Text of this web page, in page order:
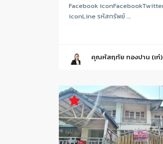
Facebook
iconLine รหัสทรัพย์ ...
คุณหัสฤทัย ทองปาน (เก๋)